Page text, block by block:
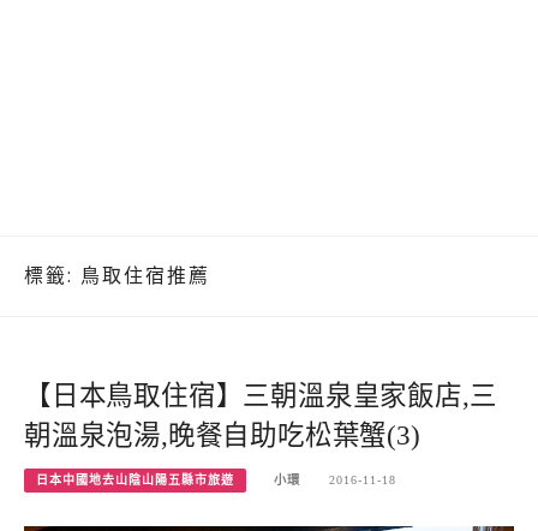
標籤: 鳥取住宿推薦
【日本鳥取住宿】三朝溫泉皇家飯店,三
朝溫泉泡湯,晚餐自助吃松葉蟹(3)
日本中國地去山陰山陽五縣市旅遊 小環 2016-11-18